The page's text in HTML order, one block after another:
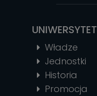
UNIWERSYTET
Władze
Jednostki
Historia
Promocja